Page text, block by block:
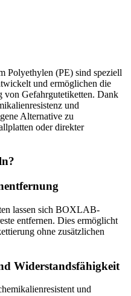
Polyethylen (PE) sind speziell
und ermöglichen die
von Gefahrgutetiketten. Dank
und
Alternative zu
oder direkter
lassen sich BOXLAB-
entfernen. Dies ermöglicht
ohne zusätzlichen
Widerstandsfähigkeit
und